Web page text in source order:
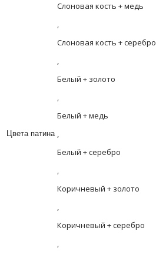
Цвета патина
Слоновая кость + медь
,
Слоновая кость + серебро
,
Белый + золото
,
Белый + медь
,
Белый + серебро
,
Коричневый + золото
,
Коричневый + серебро
,